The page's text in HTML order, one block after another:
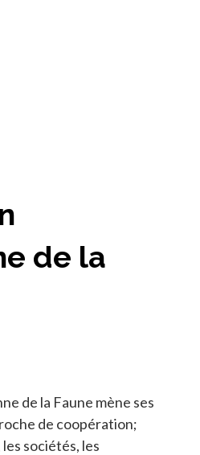
de la
de la Faune mène ses
de coopération;
sociétés, les